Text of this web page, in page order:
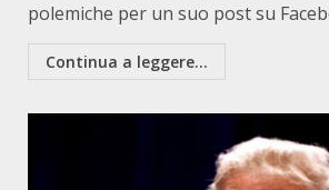
polemiche per un suo post su
Continua a leggere...